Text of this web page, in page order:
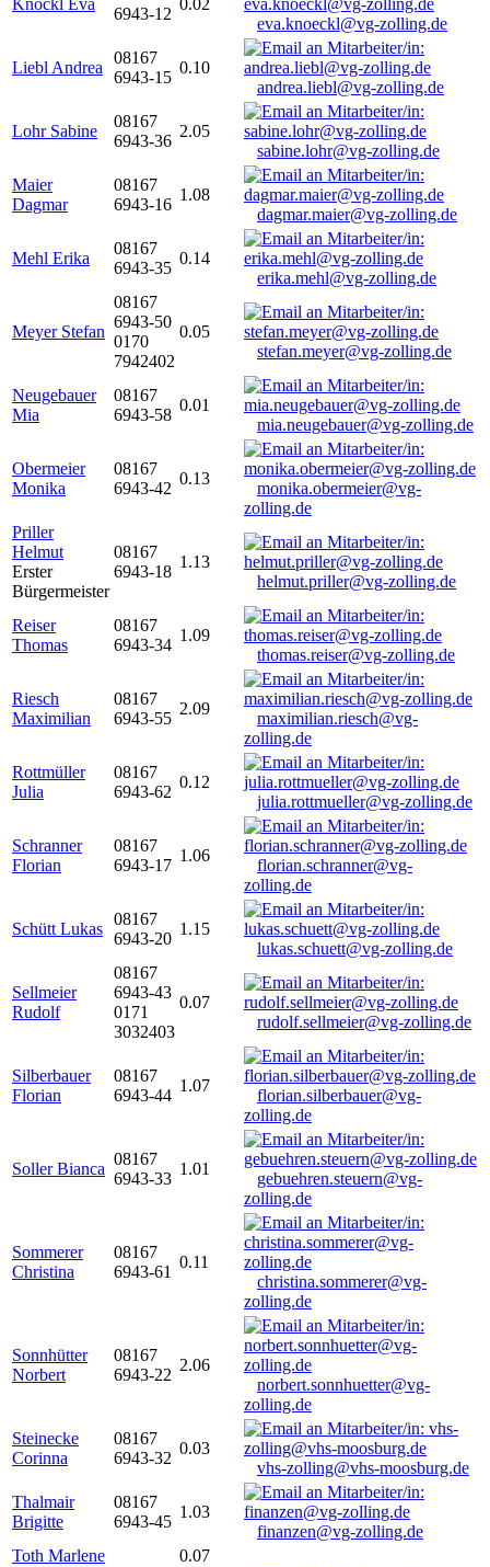
Knöckl Eva
6943-12
0.02
eva.knoeckl@vg-zolling.de
Liebl Andrea
08167
6943-15
0.10
andrea.liebl@vg-zolling.de
Lohr Sabine
08167
6943-36
2.05
sabine.lohr@vg-zolling.de
Maier
Dagmar
08167
6943-16
1.08
dagmar.maier@vg-zolling.de
Mehl Erika
08167
6943-35
0.14
erika.mehl@vg-zolling.de
Meyer Stefan
08167
6943-50
0170
7942402
0.05
stefan.meyer@vg-zolling.de
Neugebauer
Mia
08167
6943-58
0.01
mia.neugebauer@vg-zolling.de
Obermeier
Monika
08167
6943-42
0.13
monika.obermeier@vg-
zolling.de
Priller
Helmut
Erster
Bürgermeister
08167
6943-18
1.13
helmut.priller@vg-zolling.de
Reiser
Thomas
08167
6943-34
1.09
thomas.reiser@vg-zolling.de
Riesch
Maximilian
08167
6943-55
2.09
maximilian.riesch@vg-
zolling.de
Rottmüller
Julia
08167
6943-62
0.12
julia.rottmueller@vg-zolling.de
Schranner
Florian
08167
6943-17
1.06
florian.schranner@vg-
zolling.de
Schütt Lukas
08167
6943-20
1.15
lukas.schuett@vg-zolling.de
Sellmeier
Rudolf
08167
6943-43
0171
3032403
0.07
rudolf.sellmeier@vg-zolling.de
Silberbauer
Florian
08167
6943-44
1.07
florian.silberbauer@vg-
zolling.de
Soller Bianca
08167
6943-33
1.01
gebuehren.steuern@vg-
zolling.de
Sommerer
Christina
08167
6943-61
0.11
christina.sommerer@vg-
zolling.de
Sonnhütter
Norbert
08167
6943-22
2.06
norbert.sonnhuetter@vg-
zolling.de
Steinecke
Corinna
08167
6943-32
0.03
vhs-zolling@vhs-moosburg.de
Thalmair
Brigitte
08167
6943-45
1.03
finanzen@vg-zolling.de
Toth Marlene
0.07